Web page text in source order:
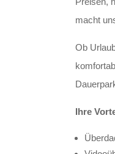
macht
Ob
Ihre